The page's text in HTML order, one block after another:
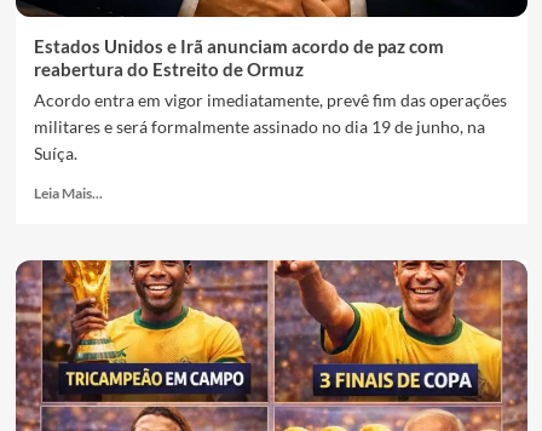
Estados Unidos e Irã anunciam acordo de paz com
reabertura do Estreito de Ormuz
Acordo entra em vigor imediatamente, prevê fim das operações
militares e será formalmente assinado no dia 19 de junho, na
Suíça.
Leia Mais...